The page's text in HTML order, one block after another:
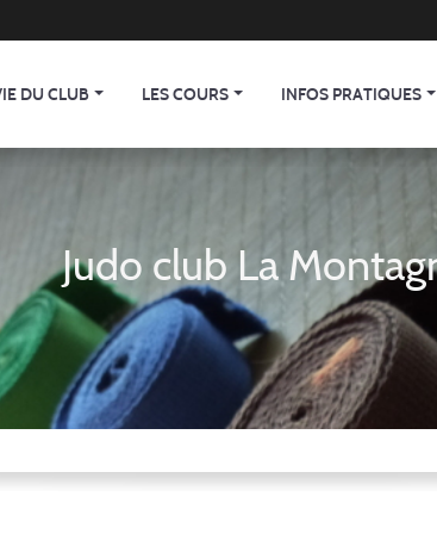
DU CLUB LES COURS INFOS PRATIQUES
Judo club La